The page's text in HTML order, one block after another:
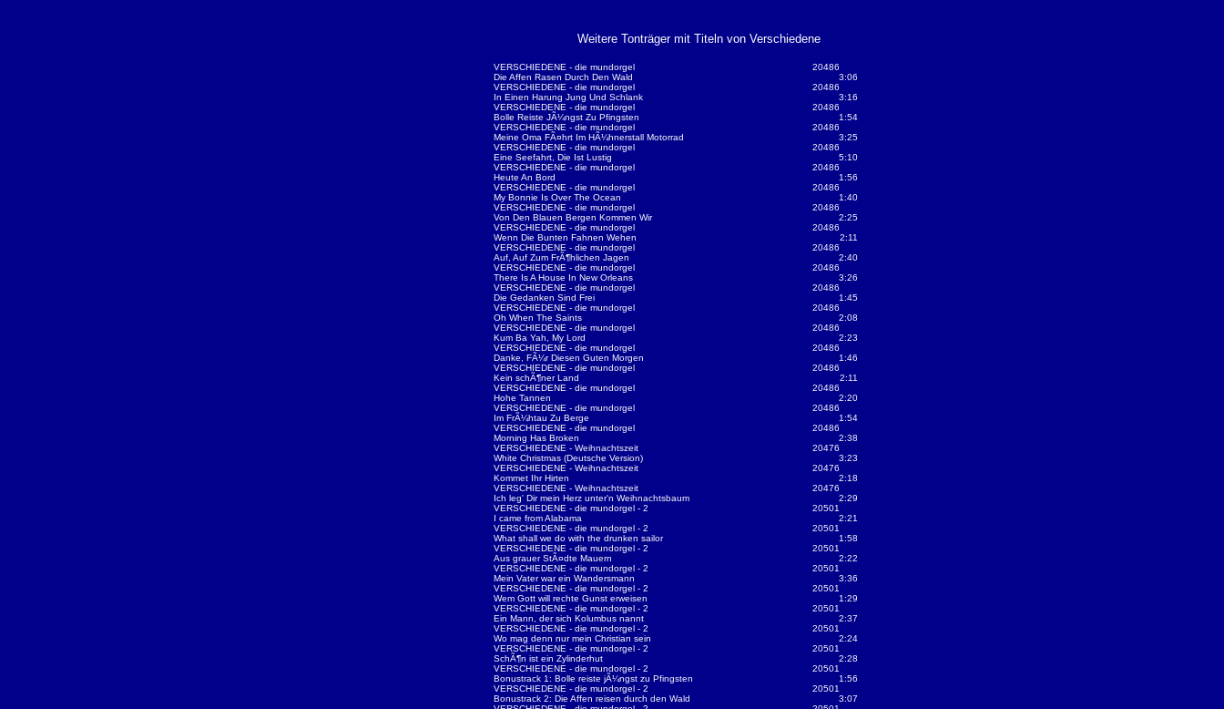
Weitere Tonträger mit Titeln von Verschiedene
VERSCHIEDENE - die mundorgel
20486
Die Affen Rasen Durch Den Wald
3:06
VERSCHIEDENE - die mundorgel
20486
In Einen Harung Jung Und Schlank
3:16
VERSCHIEDENE - die mundorgel
20486
Bolle Reiste JÃ¼ngst Zu Pfingsten
1:54
VERSCHIEDENE - die mundorgel
20486
Meine Oma FÃ¤hrt Im HÃ¼hnerstall Motorrad
3:25
VERSCHIEDENE - die mundorgel
20486
Eine Seefahrt, Die Ist Lustig
5:10
VERSCHIEDENE - die mundorgel
20486
Heute An Bord
1:56
VERSCHIEDENE - die mundorgel
20486
My Bonnie Is Over The Ocean
1:40
VERSCHIEDENE - die mundorgel
20486
Von Den Blauen Bergen Kommen Wir
2:25
VERSCHIEDENE - die mundorgel
20486
Wenn Die Bunten Fahnen Wehen
2:11
VERSCHIEDENE - die mundorgel
20486
Auf, Auf Zum FrÃ¶hlichen Jagen
2:40
VERSCHIEDENE - die mundorgel
20486
There Is A House In New Orleans
3:26
VERSCHIEDENE - die mundorgel
20486
Die Gedanken Sind Frei
1:45
VERSCHIEDENE - die mundorgel
20486
Oh When The Saints
2:08
VERSCHIEDENE - die mundorgel
20486
Kum Ba Yah, My Lord
2:23
VERSCHIEDENE - die mundorgel
20486
Danke, FÃ¼r Diesen Guten Morgen
1:46
VERSCHIEDENE - die mundorgel
20486
Kein schÃ¶ner Land
2:11
VERSCHIEDENE - die mundorgel
20486
Hohe Tannen
2:20
VERSCHIEDENE - die mundorgel
20486
Im FrÃ¼htau Zu Berge
1:54
VERSCHIEDENE - die mundorgel
20486
Morning Has Broken
2:38
VERSCHIEDENE - Weihnachtszeit
20476
White Christmas (Deutsche Version)
3:23
VERSCHIEDENE - Weihnachtszeit
20476
Kommet Ihr Hirten
2:18
VERSCHIEDENE - Weihnachtszeit
20476
Ich leg' Dir mein Herz unter'n Weihnachtsbaum
2:29
VERSCHIEDENE - die mundorgel - 2
20501
I came from Alabama
2:21
VERSCHIEDENE - die mundorgel - 2
20501
What shall we do with the drunken sailor
1:58
VERSCHIEDENE - die mundorgel - 2
20501
Aus grauer StÃ¤dte Mauern
2:22
VERSCHIEDENE - die mundorgel - 2
20501
Mein Vater war ein Wandersmann
3:36
VERSCHIEDENE - die mundorgel - 2
20501
Wem Gott will rechte Gunst erweisen
1:29
VERSCHIEDENE - die mundorgel - 2
20501
Ein Mann, der sich Kolumbus nannt
2:37
VERSCHIEDENE - die mundorgel - 2
20501
Wo mag denn nur mein Christian sein
2:24
VERSCHIEDENE - die mundorgel - 2
20501
SchÃ¶n ist ein Zylinderhut
2:28
VERSCHIEDENE - die mundorgel - 2
20501
Bonustrack 1: Bolle reiste jÃ¼ngst zu Pfingsten
1:56
VERSCHIEDENE - die mundorgel - 2
20501
Bonustrack 2: Die Affen reisen durch den Wald
3:07